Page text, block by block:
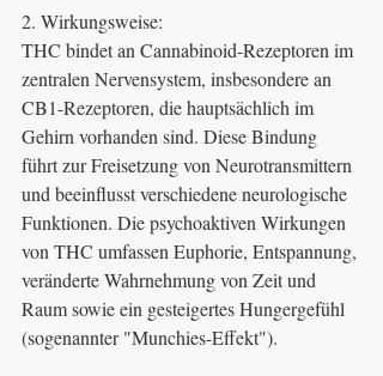
2. Wirkungsweise:
THC bindet an Cannabinoid-Rezeptoren im
zentralen Nervensystem, insbesondere an
CB1-Rezeptoren, die hauptsächlich im
Gehirn vorhanden sind. Diese Bindung
führt zur Freisetzung von Neurotransmittern
und beeinflusst verschiedene neurologische
Funktionen. Die psychoaktiven Wirkungen
von THC umfassen Euphorie, Entspannung,
veränderte Wahrnehmung von Zeit und
Raum sowie ein gesteigertes Hungergefühl
(sogenannter "Munchies-Effekt").